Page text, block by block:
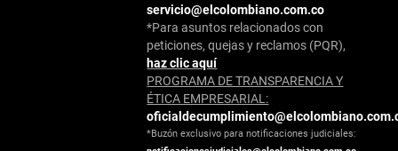
servicio@elcolombiano.com.co
*Para asuntos relacionados con
peticiones, quejas y reclamos (PQR),
haz clic aquí
PROGRAMA DE TRANSPARENCIA Y
ÉTICA EMPRESARIAL:
*Buzón exclusivo para notificaciones judiciales: